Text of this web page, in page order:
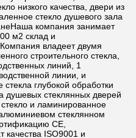
низкого качества, двери из
стекло душевого зала
компания занимает
м2 склад и
владеет двумя
строительного стекла,
линий, 1
линии, и
глубокой обработки
душевых стеклянных дверей
и ламинированное
стеклянном
CE,
качества ISO9001 и